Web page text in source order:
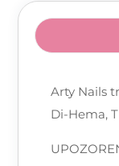
Arty Nails
Di-Hema,